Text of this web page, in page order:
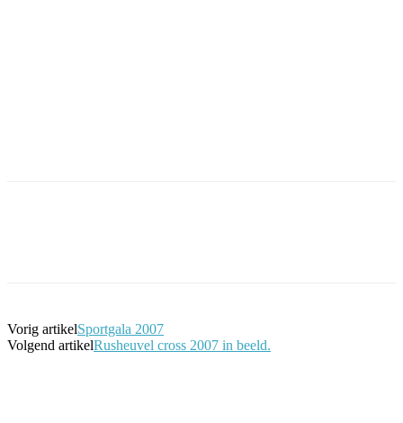
Vorig artikelSportgala 2007
Volgend artikelRusheuvel cross 2007 in beeld.